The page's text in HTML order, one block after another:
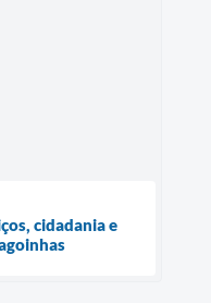
cidadania e